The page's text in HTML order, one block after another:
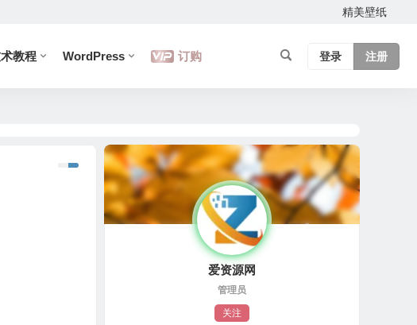
精美壁纸
教程 WordPress 订购 登录 注册
爱资源网
管理员
关注